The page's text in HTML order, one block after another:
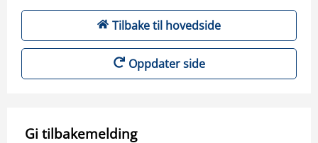
Tilbake til hovedside
Oppdater side
Gi tilbakemelding